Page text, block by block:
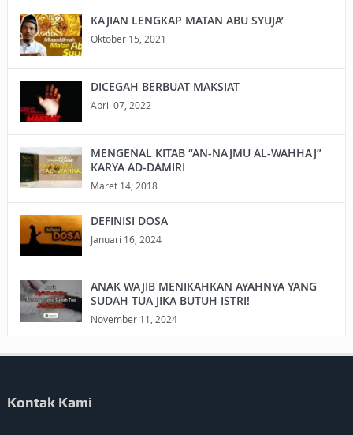
KAJIAN LENGKAP MATAN ABU SYUJA’
Oktober 15, 2021
DICEGAH BERBUAT MAKSIAT
April 07, 2022
MENGENAL KITAB “AN-NAJMU AL-WAHHAJ”
KARYA AD-DAMIRI
Maret 14, 2018
DEFINISI DOSA
Januari 16, 2024
ANAK WAJIB MENIKAHKAN AYAHNYA YANG
SUDAH TUA JIKA BUTUH ISTRI!
November 11, 2024
Kontak Kami